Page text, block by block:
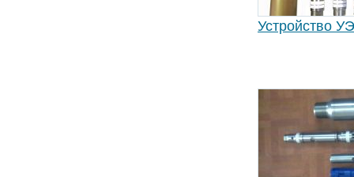
Устройство